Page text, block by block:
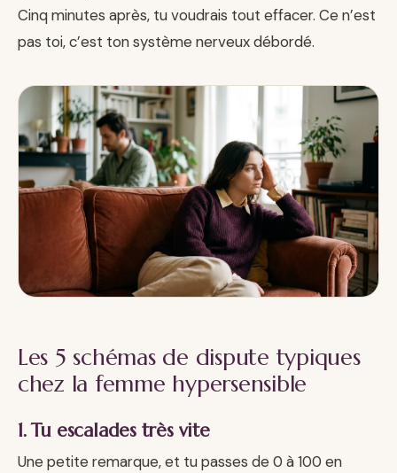
Cinq minutes après, tu voudrais tout effacer. Ce n’est
pas toi, c’est ton système nerveux débordé.
Emplacement photo 1 · insérer l’URL (voir prompt n°1)
Les 5 schémas de dispute typiques
chez la femme hypersensible
1. Tu escalades très vite
Une petite remarque, et tu passes de 0 à 100 en